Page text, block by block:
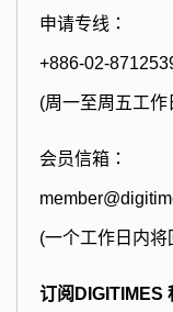
申请专线：
+886-02-
(周一至周五工
会员信箱：
(一个工作日内
订阅DIGITIMES